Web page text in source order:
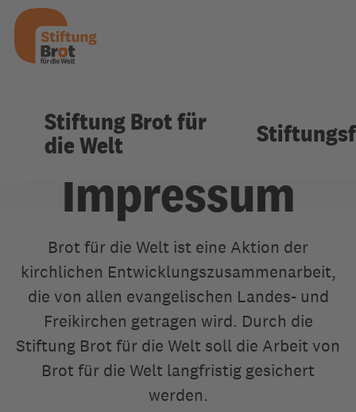
Stiftung Brot für
die Welt
Stiften Sie Gerechtigkeit
Wer wir sind
Gemeinsam etwas bewirken
Auf Dauer Gutes tun
Stiftungsfonds
Unsere Stiftungsfonds
Stiftungsfonds für Not- und
GfW Stiftungsfonds für Klima- und
Barbara Gensicke-Hille und Dr. Klaus Hille
Impressum
Impressum
Brot für die Welt ist eine Aktion der
kirchlichen Entwicklungszusammenarbeit,
die von allen evangelischen Landes- und
Freikirchen getragen wird. Durch die
Stiftung Brot für die Welt soll die Arbeit von
Brot für die Welt langfristig gesichert
werden.